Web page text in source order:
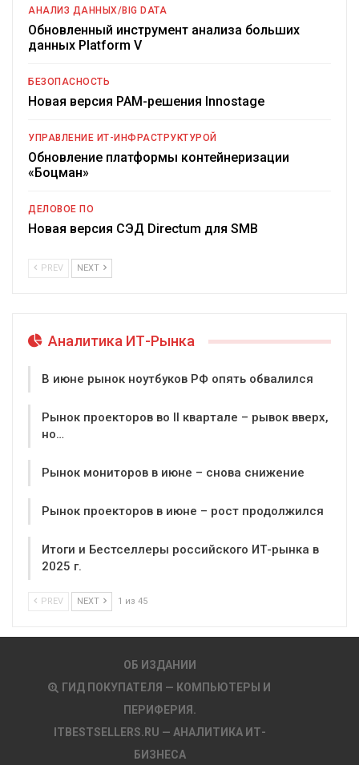
АНАЛИЗ ДАННЫХ/BIG DATA
Обновленный инструмент анализа больших
данных Platform V
БЕЗОПАСНОСТЬ
Новая версия PAM-решения Innostage
УПРАВЛЕНИЕ ИТ-ИНФРАСТРУКТУРОЙ
Обновление платформы контейнеризации
«Боцман»
ДЕЛОВОЕ ПО
Новая версия СЭД Directum для SMB
PREV NEXT
Аналитика ИТ-Рынка
В июне рынок ноутбуков РФ опять обвалился
Рынок проекторов во II квартале – рывок вверх,
но…
Рынок мониторов в июне – снова снижение
Рынок проекторов в июне – рост продолжился
Итоги и Бестселлеры российского ИТ-рынка в
2025 г.
PREV NEXT 1 из 45
ОБ ИЗДАНИИ
ГИД ПОКУПАТЕЛЯ — КОМПЬЮТЕРЫ И
ПЕРИФЕРИЯ.
ITBESTSELLERS.RU — АНАЛИТИКА ИТ-
БИЗНЕСА